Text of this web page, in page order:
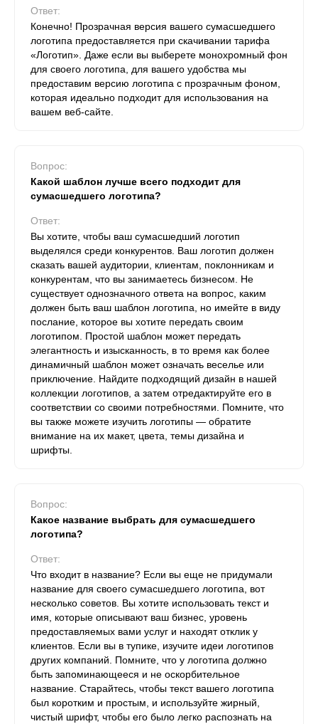
Ответ:
Конечно! Прозрачная версия вашего сумасшедшего
логотипа предоставляется при скачивании тарифа
«Логотип». Даже если вы выберете монохромный фон
для своего логотипа, для вашего удобства мы
предоставим версию логотипа с прозрачным фоном,
которая идеально подходит для использования на
вашем веб-сайте.
Вопрос:
Какой шаблон лучше всего подходит для
сумасшедшего логотипа?
Ответ:
Вы хотите, чтобы ваш сумасшедший логотип
выделялся среди конкурентов. Ваш логотип должен
сказать вашей аудитории, клиентам, поклонникам и
конкурентам, что вы занимаетесь бизнесом. Не
существует однозначного ответа на вопрос, каким
должен быть ваш шаблон логотипа, но имейте в виду
послание, которое вы хотите передать своим
логотипом. Простой шаблон может передать
элегантность и изысканность, в то время как более
динамичный шаблон может означать веселье или
приключение. Найдите подходящий дизайн в нашей
коллекции логотипов, а затем отредактируйте его в
соответствии со своими потребностями. Помните, что
вы также можете изучить логотипы — обратите
внимание на их макет, цвета, темы дизайна и
шрифты.
Вопрос:
Какое название выбрать для сумасшедшего
логотипа?
Ответ:
Что входит в название? Если вы еще не придумали
название для своего сумасшедшего логотипа, вот
несколько советов. Вы хотите использовать текст и
имя, которые описывают ваш бизнес, уровень
предоставляемых вами услуг и находят отклик у
клиентов. Если вы в тупике, изучите идеи логотипов
других компаний. Помните, что у логотипа должно
быть запоминающееся и не оскорбительное
название. Старайтесь, чтобы текст вашего логотипа
был коротким и простым, и используйте жирный,
чистый шрифт, чтобы его было легко распознать на